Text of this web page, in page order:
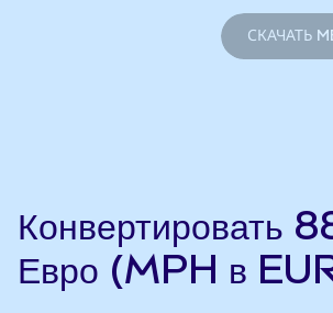
СКАЧАТЬ
Конвертировать
Евро (MPH в